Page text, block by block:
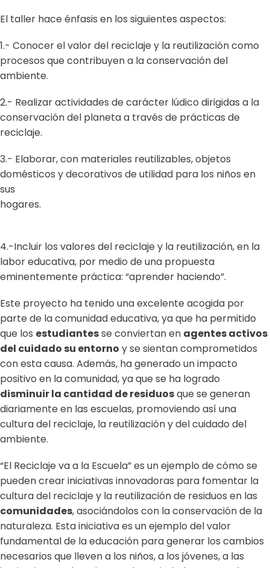
El taller hace énfasis en los siguientes aspectos:
1.- Conocer el valor del reciclaje y la reutilización como
procesos que contribuyen a la conservación del
ambiente.
2.- Realizar actividades de carácter lúdico dirigidas a la
conservación del planeta a través de prácticas de
reciclaje.
3.- Elaborar, con materiales reutilizables, objetos
domésticos y decorativos de utilidad para los niños en
sus
hogares.
4.-Incluir los valores del reciclaje y la reutilización, en la
labor educativa, por medio de una propuesta
eminentemente práctica: “aprender haciendo”.
Este proyecto ha tenido una excelente acogida por
parte de la comunidad educativa, ya que ha permitido
que los estudiantesse conviertan en agentes activos
del cuidado su entorno y se sientan comprometidos
con esta causa. Además, ha generado un impacto
positivo en la comunidad, ya que se ha logrado
disminuir la cantidad de residuosque se generan
diariamente en las escuelas, promoviendo así una
cultura del reciclaje, la reutilización y del cuidado del
ambiente.
“El Reciclaje va a la Escuela” es un ejemplo de cómo se
pueden crear iniciativas innovadoras para fomentar la
cultura del reciclaje y la reutilización de residuos en las
comunidades, asociándolos con la conservación de la
naturaleza. Esta iniciativa es un ejemplo del valor
fundamental de la educación para generar los cambios
necesarios que lleven a los niños, a los jóvenes, a las